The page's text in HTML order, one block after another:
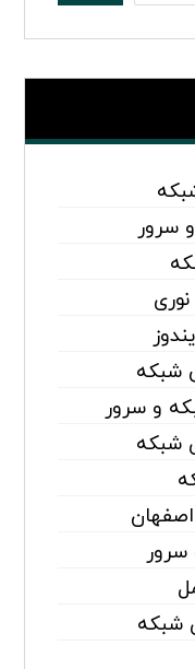
سرور
شبکه
و سرور
شبکه
شبکه